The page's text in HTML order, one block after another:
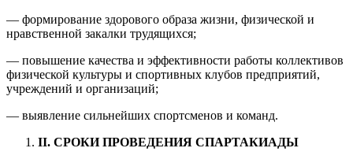
— формирование здорового образа жизни, физической и
нравственной закалки трудящихся;
— повышение качества и эффективности работы коллективов
физической культуры и спортивных клубов предприятий,
учреждений и организаций;
— выявление сильнейших спортсменов и команд.
II. СРОКИ ПРОВЕДЕНИЯ СПАРТАКИАДЫ